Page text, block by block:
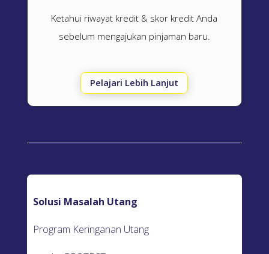
Ketahui riwayat kredit & skor kredit Anda
sebelum mengajukan pinjaman baru.
Pelajari Lebih Lanjut
Solusi Masalah Utang
Program Keringanan Utang